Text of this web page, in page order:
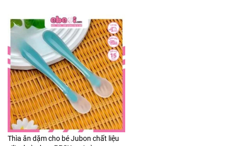
Thìa ăn dặm cho bé Jubon chất liệu